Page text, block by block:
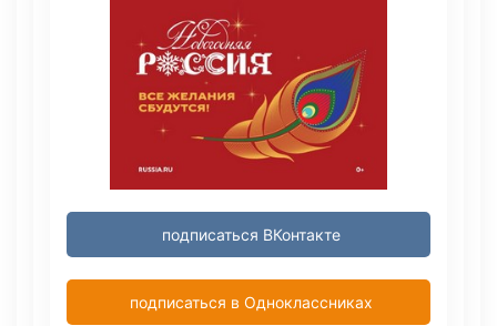
подписаться ВКонтакте
подписаться в Одноклассниках